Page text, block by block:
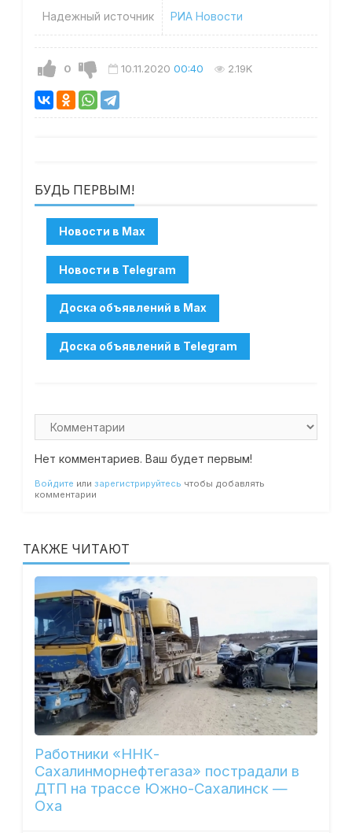
Надежный источник РИА Новости
0 10.11.2020 00:40 2.19K
БУДЬ ПЕРВЫМ!
Нет комментариев. Ваш будет первым!
Войдите или зарегистрируйтесь чтобы добавлять
комментарии
ТАКЖЕ ЧИТАЮТ
Работники «ННК-
Сахалинморнефтегаза» пострадали в
ДТП на трассе Южно-Сахалинск —
Оха